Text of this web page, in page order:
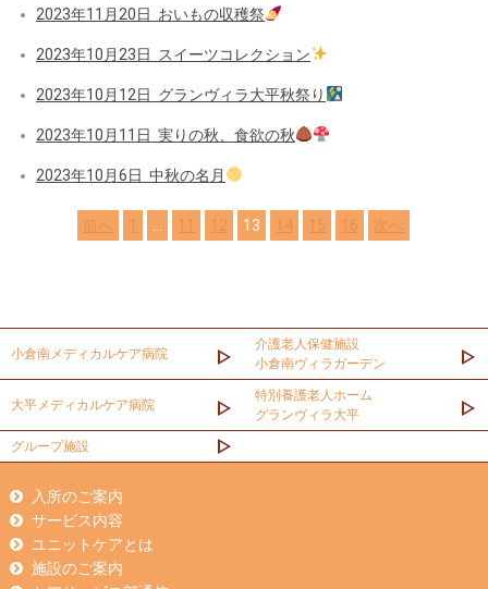
2023年11月20日 おいもの収穫祭
2023年10月23日 スイーツコレクション
2023年10月12日 グランヴィラ大平秋祭り
2023年10月11日 実りの秋、食欲の秋
2023年10月6日 中秋の名月
13
小倉南メディカルケア病院
介護老人保健施設
小倉南ヴィラガーデン
大平メディカルケア病院
特別養護老人ホーム
グランヴィラ大平
グループ施設
入所のご案内
サービス内容
ユニットケアとは
施設のご案内